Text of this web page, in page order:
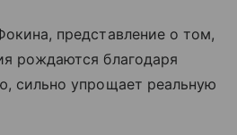
представление о том,
рождаются благодаря
сильно упрощает реальную